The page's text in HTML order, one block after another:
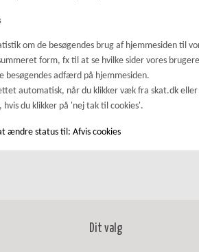
om de besøgendes brug af hjemmesiden til
form, fx til at se hvilke sider vores
besøgendes adfærd på hjemmesiden.
automatisk, når du klikker væk fra skat.dk
hvis du klikker på 'nej tak til cookies'.
ændre status til: Afvis cookies
Dit valg